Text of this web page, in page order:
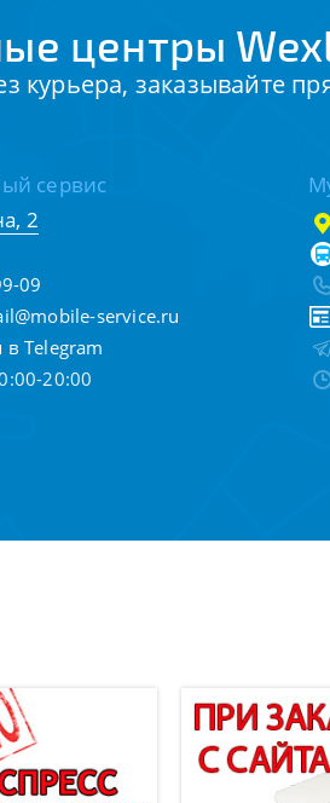
центры
курьера, заказывайте
сервис
2
09
service.ru
в Telegram
20:00